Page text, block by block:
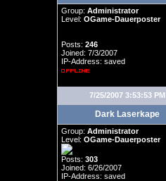
Group: Administrator
Level: OGame-Dauerposter
Posts: 246
Joined: 7/3/2007
IP-Address: saved
7/25/2007 3:53:53 PM
Dark Laserkape
Group: Administrator
Level: OGame-Dauerposter
Posts: 303
Joined: 6/26/2007
IP-Address: saved